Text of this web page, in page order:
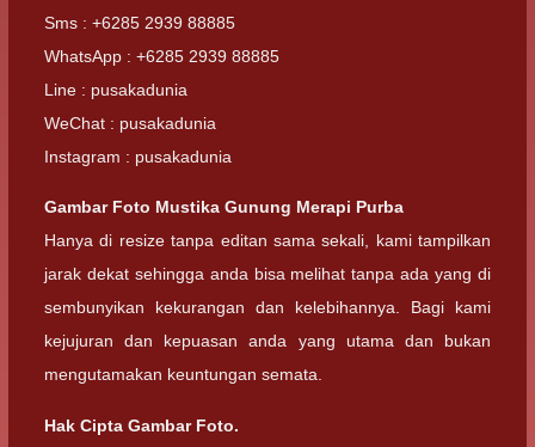
Sms : +6285 2939 88885
WhatsApp : +6285 2939 88885
Line : pusakadunia
WeChat : pusakadunia
Instagram : pusakadunia
Gambar Foto Mustika Gunung Merapi Purba
Hanya di resize tanpa editan sama sekali, kami tampilkan
jarak dekat sehingga anda bisa melihat tanpa ada yang di
sembunyikan kekurangan dan kelebihannya. Bagi kami
kejujuran dan kepuasan anda yang utama dan bukan
mengutamakan keuntungan semata.
Hak Cipta Gambar Foto.